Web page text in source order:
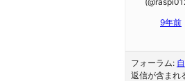
9年前
フォーラム:
返信が含まれ